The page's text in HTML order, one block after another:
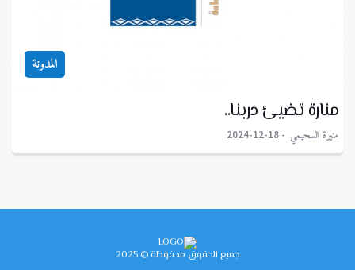
المدونة
منارة تضيئ دربنا..
منيرة السحيمي 2024-12-18
جميع الحقوق محفوظة © 2025